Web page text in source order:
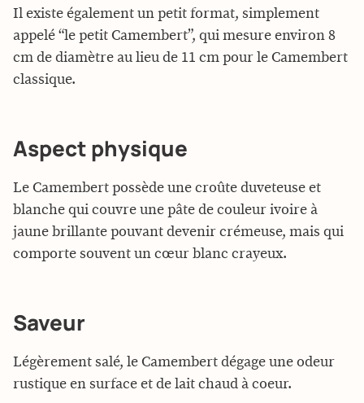
Il existe également un petit format, simplement
appelé “le petit Camembert”, qui mesure environ 8
cm de diamètre au lieu de 11 cm pour le Camembert
classique.
Aspect physique
Le Camembert possède une croûte duveteuse et
blanche qui couvre une pâte de couleur ivoire à
jaune brillante pouvant devenir crémeuse, mais qui
comporte souvent un cœur blanc crayeux.
Saveur
Légèrement salé, le Camembert dégage une odeur
rustique en surface et de lait chaud à coeur.